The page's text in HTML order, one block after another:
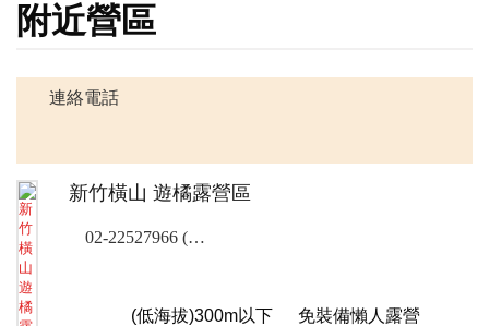
附近營區
連絡電話
新竹橫山 遊橘露營區
02-22527966 (露營樂訂位專線)
(低海拔)300m以下
免裝備懶人露營